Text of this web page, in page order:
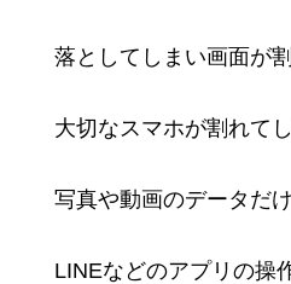
落としてしまい画面が
大切なスマホが割れて
写真や動画のデータだ
LINEなどのアプリの操